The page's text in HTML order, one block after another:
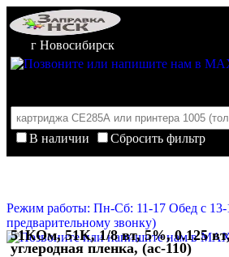
г Новосибирск
В наличии
Сбросить фильтр
Корзина пуста
Режим работы: Пн-Сб: 11-17 Обед с
предварительному звонку)
51КОм, 51K, 1/8 вт, 5%, 0.125
углеродная пленка, (ac-110)